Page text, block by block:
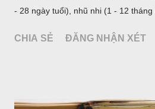
Những thói quen